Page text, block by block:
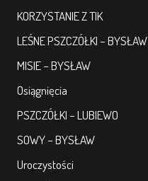
KORZYSTANIE Z TIK
LEŚNE PSZCZÓŁKI – BYSŁAW
MISIE – BYSŁAW
Osiągnięcia
PSZCZÓŁKI – LUBIEWO
SOWY – BYSŁAW
Uroczystości